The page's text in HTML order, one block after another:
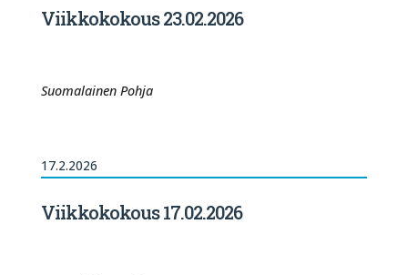
Viikkokokous 23.02.2026
Suomalainen Pohja
17.2.2026
Viikkokokous 17.02.2026